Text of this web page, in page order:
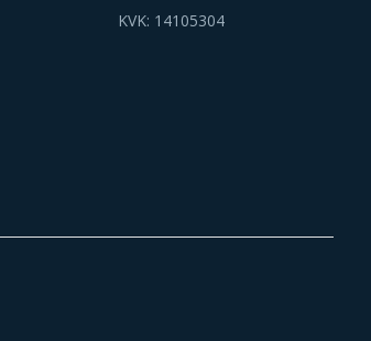
KVK: 14105304